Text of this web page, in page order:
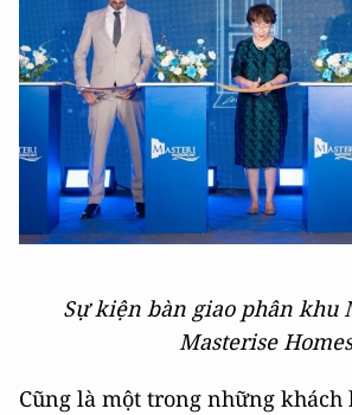
Sự kiện bàn giao phân khu
Masterise Homes
Cũng là một trong những khách